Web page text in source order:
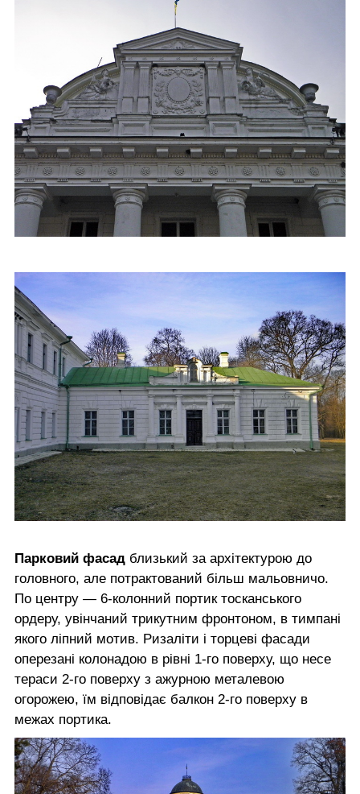
Парковий фасад близький за архітектурою до
головного, але потрактований більш мальовничо.
По центру — 6-колонний портик тосканського
ордеру, увінчаний трикутним фронтоном, в тимпані
якого ліпний мотив. Ризаліти і торцеві фасади
оперезані колонадою в рівні 1-го поверху, що несе
тераси 2-го поверху з ажурною металевою
огорожею, їм відповідає балкон 2-го поверху в
межах портика.